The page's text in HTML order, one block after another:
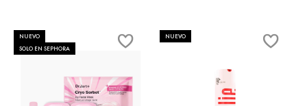
NUEVO
SOLO EN SEPHORA
NUEVO